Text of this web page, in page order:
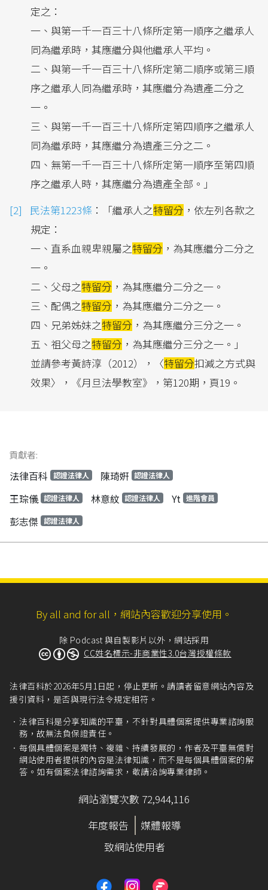
定之：
一、與第一千一百三十八條所定第一順序之繼承人
同為繼承時，其應繼分與他繼承人平均。
二、與第一千一百三十八條所定第二順序或第三順
序之繼承人同為繼承時，其應繼分為遺產二分之
一。
三、與第一千一百三十八條所定第四順序之繼承人
同為繼承時，其應繼分為遺產三分之二。
四、無第一千一百三十八條所定第一順序至第四順
序之繼承人時，其應繼分為遺產全部。｣
民法第1223條 ：「繼承人之特留分 ，依左列各款之
規定：
一、直系血親卑親屬之特留分 ，為其應繼分二分之
一。
二、父母之特留分 ，為其應繼分二分之一。
三、配偶之特留分 ，為其應繼分二分之一。
四、兄弟姊妹之特留分 ，為其應繼分三分之一。
五、祖父母之特留分 ，為其應繼分三分之一。」
並請參考黃詩淳（2012），〈特留分扣減之方式與
效果〉，《月旦法學教室》，第120期，頁19。
貢獻者:
法律百科 認證法律人 陳琦姸 認證法律人
王琮儀 認證法律人 林意紋 認證法律人 Yt 進階會員
彭志傑 認證法律人
By all and for all，網站內容歡迎分享使用。
除 Podcast 與自製影片以外，網站採用
CC姓名標示-非商業性3.0台灣授權條款
法律百科於2026年5月1日起，停止更新。請讀者留意網站內容及
援引資料，是否與現行法令規定相符。
法律百科是分享知識的平臺，不針對具體個案提供專業諮詢服
務，故無法負保證責任。
每個具體個案是獨特、複雜、持續發展的，作者及平臺無償對
網站使用者提供的內容是法律知識，而不是每個具體個案的解
答。如有個案法律諮詢需求，敬請洽詢專業律師。
網站瀏覽次數 72,944,116
年度報告
媒體報導
致網站使用者